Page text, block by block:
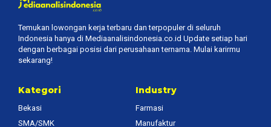
Temukan lowongan kerja terbaru dan terpopuler di seluruh
Indonesia hanya di Mediaanalisindonesia.co.id Update setiap hari
dengan berbagai posisi dari perusahaan ternama. Mulai karirmu
sekarang!
Kategori
Bekasi
SMA/SMK
Industry
Farmasi
Manufaktur